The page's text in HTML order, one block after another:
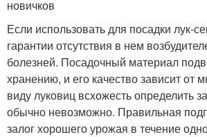
новичков
Если использовать для посадки лук-
гарантии отсутствия в нем
болезней. Посадочный материал
хранению, и его качество зависит от
виду луковиц всхожесть определить
обычно невозможно. Правильная
залог хорошего урожая в течение